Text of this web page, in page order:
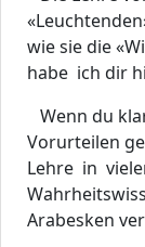
wie sie die
habe ich dir
Wenn du
Vorurteilen
Lehre in
Arabesken